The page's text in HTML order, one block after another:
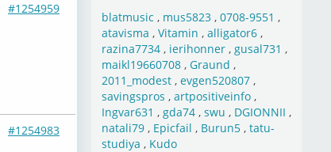
#1254959
#1254983
blatmusic , mus5823, 0708-9551 ,
atavisma , Vitamin , alligator6,
razina7734, ierihonner, gusal731 ,
maikl19660708, Graund ,
2011_modest, evgen520807,
savingspros , artpositiveinfo,
Ingvar631 , gda74, swu , DGIONNII ,
natali79, Epicfail , Burun5, tatu-
studiya , Kudo